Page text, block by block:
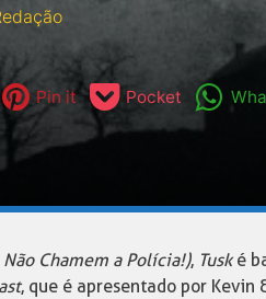
Pin it Pocket
Chamem a Polícia!), Tuské
, que é apresentado por Kevin